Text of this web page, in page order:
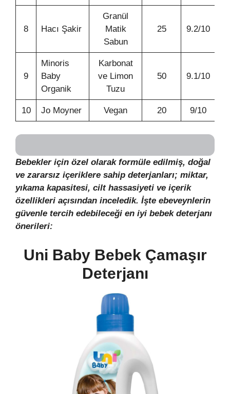
8 Hacı Şakir
Granül
Matik
Sabun
25 9.2/10
9
Minoris
Baby
Organik
Karbonat
ve Limon
Tuzu
50 9.1/10
10 Jo Moyner Vegan 20 9/10
Bebekler için özel olarak formüle edilmiş, doğal
ve zararsız içeriklere sahip deterjanları; miktar,
yıkama kapasitesi, cilt hassasiyeti ve içerik
özellikleri açısından inceledik. İşte ebeveynlerin
güvenle tercih edebileceği en iyi bebek deterjanı
önerileri:
Uni Baby Bebek Çamaşır
Deterjanı